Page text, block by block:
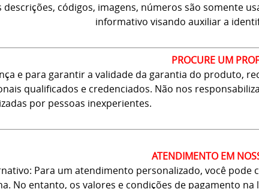
descrições, códigos, imagens, números são somente
informativo visando auxiliar a
PROCURE UM
e para garantir a validade da garantia do produto,
qualificados e credenciados. Não nos
por pessoas inexperientes.
ATENDIMENTO EM
Para um atendimento personalizado, você pode
No entanto, os valores e condições de pagamento